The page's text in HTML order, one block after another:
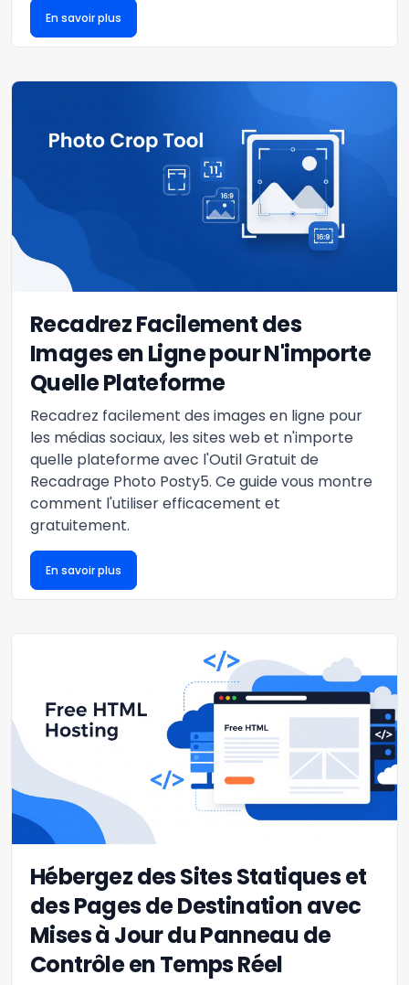
En savoir plus
Recadrez Facilement des
Images en Ligne pour N'importe
Quelle Plateforme
Recadrez facilement des images en ligne pour
les médias sociaux, les sites web et n'importe
quelle plateforme avec l'Outil Gratuit de
Recadrage Photo Posty5. Ce guide vous montre
comment l'utiliser efficacement et
gratuitement.
En savoir plus
Hébergez des Sites Statiques et
des Pages de Destination avec
Mises à Jour du Panneau de
Contrôle en Temps Réel